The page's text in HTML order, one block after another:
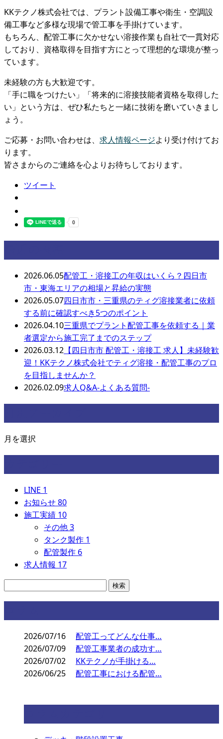
KKテクノ株式会社では、プラント設備工事や衛生・空調設
備工事など多様な現場で管工事を手掛けています。
もちろん、配管工事に欠かせない溶接作業も自社で一貫対応
しており、資格取得を目指す方にとって理想的な環境が整っ
ています。
未経験の方も大歓迎です。
「手に職をつけたい」「将来的に溶接技能者資格を取得した
い」という方は、ぜひ私たちと一緒に技術を磨いていきまし
ょう。
ご応募・お問い合わせは、 求人情報ページより受け付けてお
ります。
皆さまからのご連絡を心よりお待ちしております。
ツイート
2026.06.05配管工・溶接工の年収はいくら？四日市
市・東海エリアの相場と昇給の実態
2026.05.07四日市市・三重県のティグ溶接業者に依頼
する前に確認すべき5つのポイント
2026.04.10三重県でプラント配管工事を依頼する｜業
者選定から施工完了までのステップ
2026.03.12 【四日市市 配管工・溶接工 求人】未経験歓
迎！KKテクノ株式会社でティグ溶接・配管工事のプロ
を目指しませんか？
2026.02.09求人Q&A-よくある質問-
月を選択
LINE 1
お知らせ80
施工実績 10
その他3
タンク製作 1
配管製作 6
求人情報 17
2026/07/16
配管工ってどんな仕事…
2026/07/09
配管工事業者の成功す…
2026/07/02
KKテクノが手掛ける…
2026/06/25
配管工事における配管…